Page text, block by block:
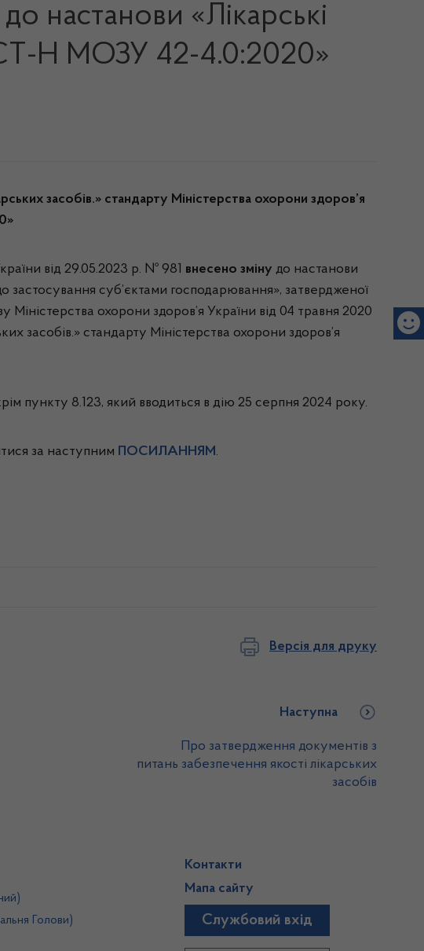
настанови «Лікарські
Н МОЗУ 42-4.0:2020»
засобів.» стандарту Міністерства охорони здоров’я
від 29.05.2023 р. № 981 внесено зміну до настанови
суб’єктами господарювання», затвердженої
охорони здоров’я України від 04 травня 2020
засобів.» стандарту Міністерства охорони здоров’я
пункту 8.123, який вводиться в дію 25 серпня 2024 року.
за наступним ПОСИЛАННЯМ.
Версія для друку
Наступна
Про затвердження документів з
питань забезпечення якості лікарських
засобів
Голови)
Контакти
Мапа сайту
Службовий вхід